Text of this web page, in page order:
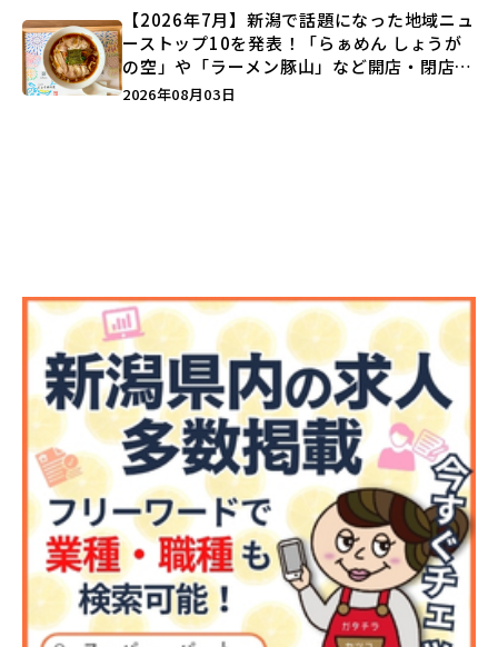
【2026年7月】新潟で話題になった地域ニュ
ーストップ10を発表！「らぁめん しょうが
の空」や「ラーメン豚山」など開店・閉店の
注目記事をランキングでご紹介♪
2026年08月03日